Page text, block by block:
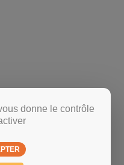
donne le contrôle